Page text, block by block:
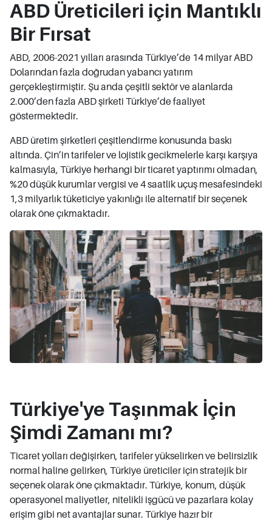
ABD Üreticileri için Mantıklı
Bir Fırsat
ABD, 2006-2021 yılları arasında Türkiye’de 14 milyar ABD
Dolarından fazla doğrudan yabancı yatırım
gerçekleştirmiştir. Şu anda çeşitli sektör ve alanlarda
2.000’den fazla ABD şirketi Türkiye’de faaliyet
göstermektedir.
ABD üretim şirketleri çeşitlendirme konusunda baskı
altında. Çin’in tarifeler ve lojistik gecikmelerle karşı karşıya
kalmasıyla, Türkiye herhangi bir ticaret yaptırımı olmadan,
%20 düşük kurumlar vergisi ve 4 saatlik uçuş mesafesindeki
1,3 milyarlık tüketiciye yakınlığı ile alternatif bir seçenek
olarak öne çıkmaktadır.
Türkiye'ye Taşınmak İçin
Şimdi Zamanı mı?
Ticaret yolları değişirken, tarifeler yükselirken ve belirsizlik
normal haline gelirken, Türkiye üreticiler için stratejik bir
seçenek olarak öne çıkmaktadır. Türkiye, konum, düşük
operasyonel maliyetler, nitelikli işgücü ve pazarlara kolay
erişim gibi net avantajlar sunar. Türkiye hazır bir